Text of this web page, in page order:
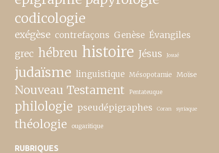
codicologie
exégèse contrefaçons Genèse Évangiles
grec hébreu histoire Jésus Josué
judaïsme linguistique Mésopotamie Moïse
Nouveau Testament Pentateuque
philologie pseudépigraphes Coran syriaque
théologie ougaritique
RUBRIQUES